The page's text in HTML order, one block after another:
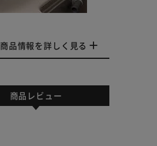
商品情報を詳しく見る
商品レビュー